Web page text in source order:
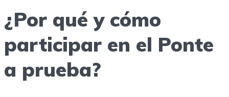
¿Por qué y cómo
participar en el Ponte
a prueba?